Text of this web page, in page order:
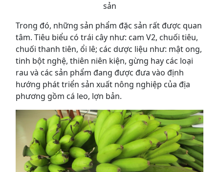
sản
Trong đó, những sản phẩm đặc sản rất được quan
tâm. Tiêu biểu có trái cây như: cam V2, chuối tiêu,
chuối thanh tiên, ổi lê; các dược liệu như: mật ong,
tinh bột nghệ, thiên niên kiện, gừng hay các loại
rau và các sản phẩm đang được đưa vào định
hướng phát triển sản xuất nông nghiệp của địa
phương gồm cá leo, lợn bản.